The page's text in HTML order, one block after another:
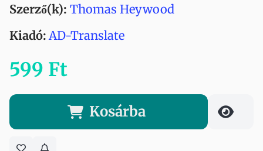
Szerző(k): Thomas Heywood
Kiadó: AD-Translate
599 Ft
Kosárba